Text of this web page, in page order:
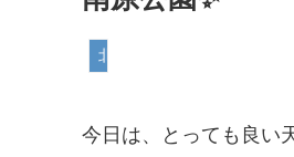
北長野教室
今日は、とっても良い